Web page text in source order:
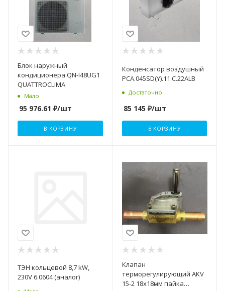
Блок наружный
кондиционера QN-I48UG1
QUATTROCLIMA
Мало
95 976.61 ₽/шт
В КОРЗИНУ
Конденсатор воздушный
PCA.045SD(Y).11.C.22ALB
Достаточно
85 145 ₽/шт
В КОРЗИНУ
ТЭН кольцевой 8,7 kW,
230V 6.0604 (аналог)
Клапан
терморегулирующий AKV
15-2 18х18мм пайка